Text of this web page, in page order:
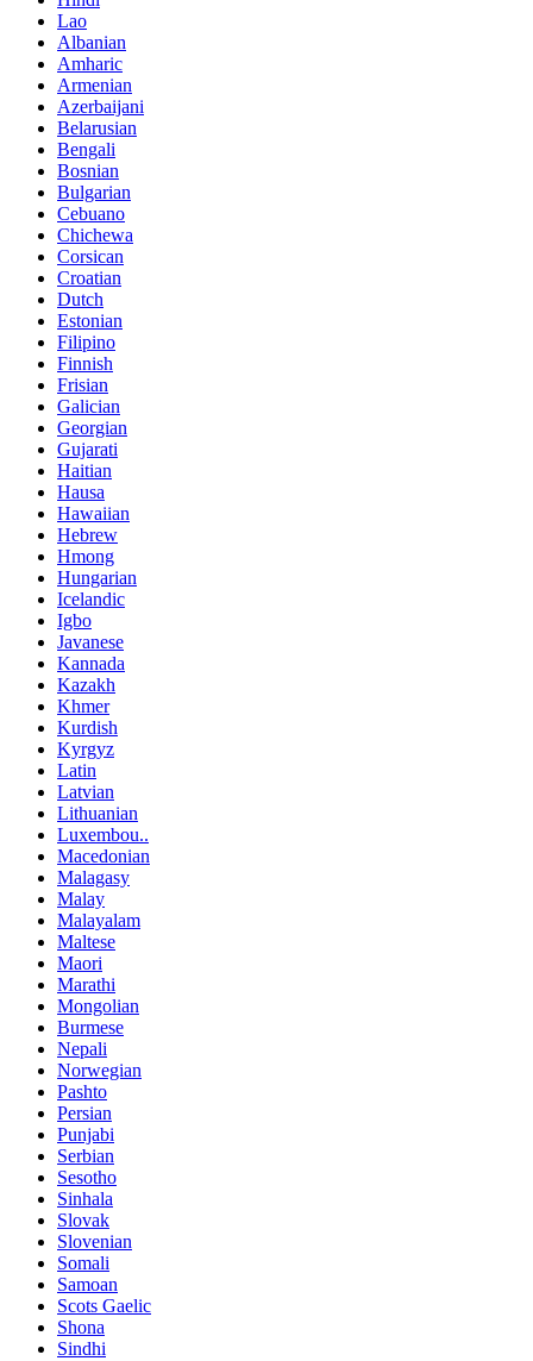
Lao
Albanian
Amharic
Armenian
Azerbaijani
Belarusian
Bengali
Bosnian
Bulgarian
Cebuano
Chichewa
Corsican
Croatian
Dutch
Estonian
Filipino
Finnish
Frisian
Galician
Georgian
Gujarati
Haitian
Hausa
Hawaiian
Hebrew
Hmong
Hungarian
Icelandic
Igbo
Javanese
Kannada
Kazakh
Khmer
Kurdish
Kyrgyz
Latin
Latvian
Lithuanian
Luxembou..
Macedonian
Malagasy
Malay
Malayalam
Maltese
Maori
Marathi
Mongolian
Burmese
Nepali
Norwegian
Pashto
Persian
Punjabi
Serbian
Sesotho
Sinhala
Slovak
Slovenian
Somali
Samoan
Scots Gaelic
Shona
Sindhi